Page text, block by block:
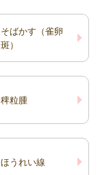
そばかす（雀卵
斑）
稗粒腫
ほうれい線